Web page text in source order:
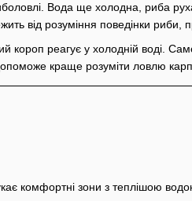
Вода ще холодна, риба
від розуміння поведінки риби,
короп реагує у холодній воді.
допоможе краще розуміти ловлю
комфортні зони з теплішою